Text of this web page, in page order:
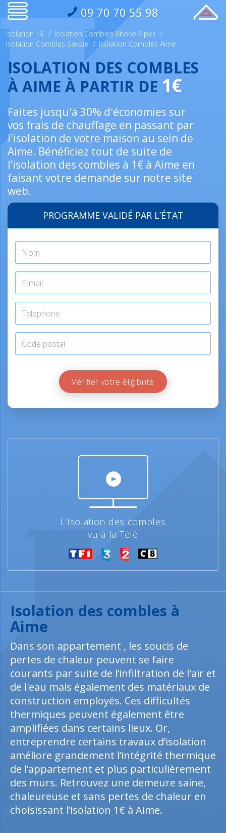
09 70 70 55 98
Isolation 1€ / Isolation Combles Rhone Alpes /
Isolation Combles Savoie / Isolation Combles Aime
ISOLATION DES COMBLES
À AIME À PARTIR DE 1€
Faites jusqu'à 30% d'économies sur
vos frais de chauffage en passant par
l'isolation de votre maison au sein de
Aime. Bénéficiez tout de suite de
l’isolation des combles à 1€ à Aime en
faisant votre demande sur notre site
web.
PROGRAMME VALIDÉ PAR L’ÉTAT
Vérifier votre éligibilité
L'Isolation des combles
vu à la Télé
Isolation des combles à
Aime
Dans son appartement , les soucis de
pertes de chaleur peuvent se faire
courants par suite de l’infiltration de l'air et
de l'eau mais également des matériaux de
construction employés. Ces difficultés
thermiques peuvent également être
amplifiées dans certains lieux. Or,
entreprendre certains travaux d’isolation
améliore grandement l’intégrité thermique
de l’appartement et plus particulièrement
des murs. Retrouvez une demeure saine,
chaleureuse et sans pertes de chaleur en
choisissant l’isolation 1€ à Aime.